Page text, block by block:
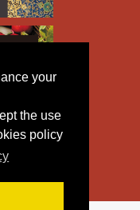
your
the use
policy